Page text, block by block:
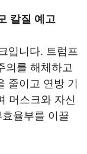
칼질 예고
입니다. 트럼프
의를 해체하고
줄이고 연방 기
머스크와 자신
율부를 이끌